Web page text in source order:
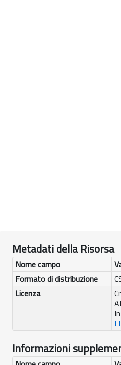
Metadati della Risorsa
Nome campo
Formato di distribuzione
Licenza
Informazioni